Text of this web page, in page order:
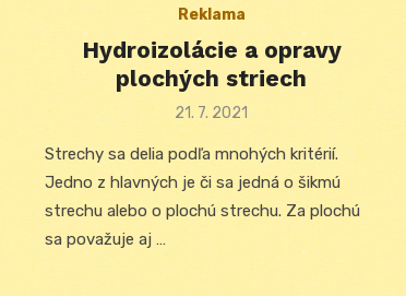
Reklama
Hydroizolácie a opravy
plochých striech
Posted
21. 7. 2021
Strechy sa delia podľa mnohých kritérií.
Jedno z hlavných je či sa jedná o šikmú
strechu alebo o plochú strechu. Za plochú
sa považuje aj …